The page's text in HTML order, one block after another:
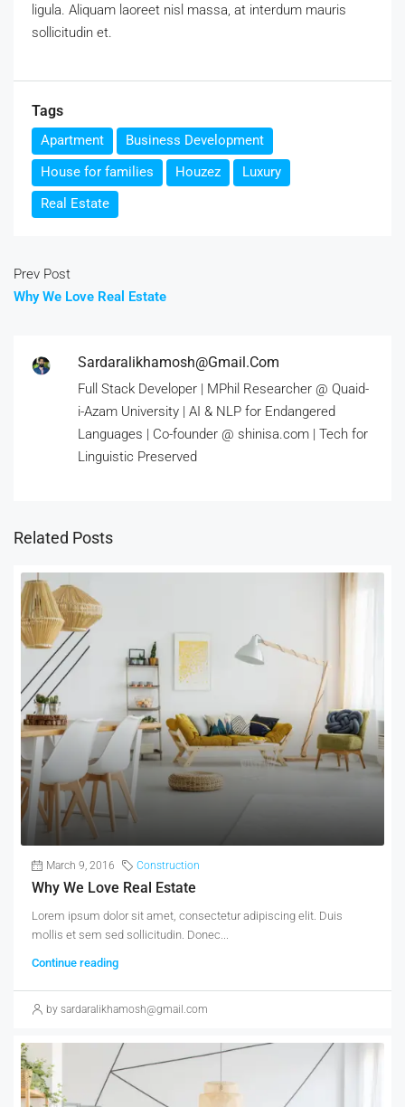
ligula. Aliquam laoreet nisl massa, at interdum mauris
sollicitudin et.
Tags
Apartment
Business Development
House for families
Houzez
Luxury
Real Estate
Prev Post
Why We Love Real Estate
Sardaralikhamosh@gmail.com
Full Stack Developer | MPhil Researcher @ Quaid-
i-Azam University | AI & NLP for Endangered
Languages | Co-founder @ shinisa.com | Tech for
Linguistic Preserved
Related Posts
March 9, 2016 Construction
Why We Love Real Estate
Lorem ipsum dolor sit amet, consectetur adipiscing elit. Duis
mollis et sem sed sollicitudin. Donec...
Continue reading
by sardaralikhamosh@gmail.com